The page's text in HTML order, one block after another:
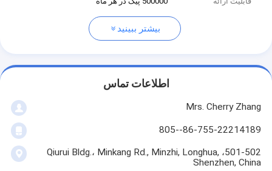
بیشتر ببینید
اطلاعات تماس
Mrs. Cherry Zhang
86-755-22214189--805
501-502، Qiurui Bldg.، Minkang Rd., Minzhi, Longhua,
Shenzhen, China